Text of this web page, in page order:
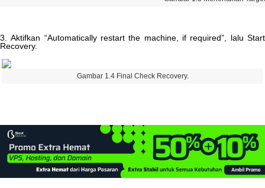
3. Aktifkan “Automatically restart the machine, if required”, lalu Start
Recovery.
Gambar 1.4 Final Check Recovery.